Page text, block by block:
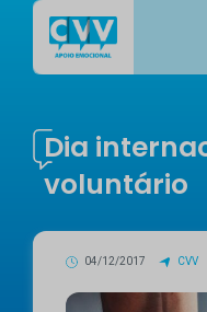
Dia
voluntário
04/12/2017 CVV